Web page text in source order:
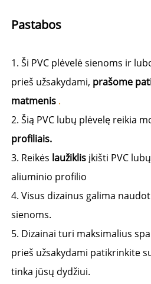
Pastabos
1. Ši PVC plėvelė sienoms ir
prieš užsakydami, prašome
matmenis .
2. Šią PVC lubų plėvelę reikia
profiliais.
3. Reikės laužiklis įkišti PVC
aliuminio profilio
4. Visus dizainus galima
sienoms.
5. Dizainai turi maksimalius
prieš užsakydami patikrinkite
tinka jūsų dydžiui.